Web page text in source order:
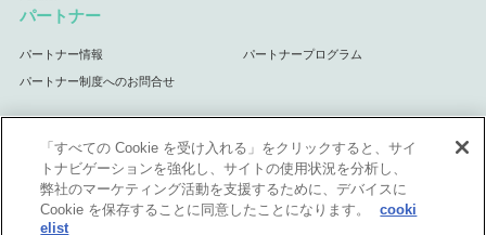
パートナー
パートナー情報 パートナープログラム
パートナー制度へのお問合せ
サポート
サポート情報
「すべての Cookie を受け入れる」をクリックすると、サイ
トナビゲーションを強化し、サイトの使用状況を分析し、
弊社のマーケティング活動を支援するために、デバイスに
Cookie を保存することに同意したことになります。
cooki
elist